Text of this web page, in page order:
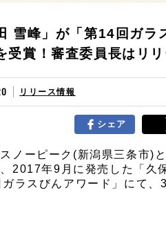
雪峰」が「第14回ガ
受賞！審査委員長はリ
リリース情報
シェア
ノーピーク(新潟県三条市)
2017年9月に発売した「久
ガラスびんアワード」にて